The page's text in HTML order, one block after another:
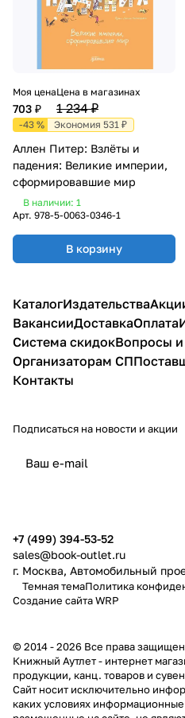
Моя цена
703 ₽
Цена в магазинах
1 234 ₽
-43 % Экономия 531 ₽
Аллен Питер: Взлёты и
падения: Великие империи,
сформировавшие мир
В наличии: 1
Арт. 978-5-0063-0346-1
В корзину
КаталогИздательства
ВакансииДоставкаОплата
Система скидокВопросы и
Организаторам СП
Контакты
Подписаться на новости и акции
+7 (499) 394-53-52
sales@book-outlet.ru
г. Москва, Автомобильный
Темная темаПолитика
Создание сайтаWRP
© 2014 - 2026 Все права
Книжный Аутлет - интернет
продукции, канц. товаров и
Cайт носит исключительно
каких условиях